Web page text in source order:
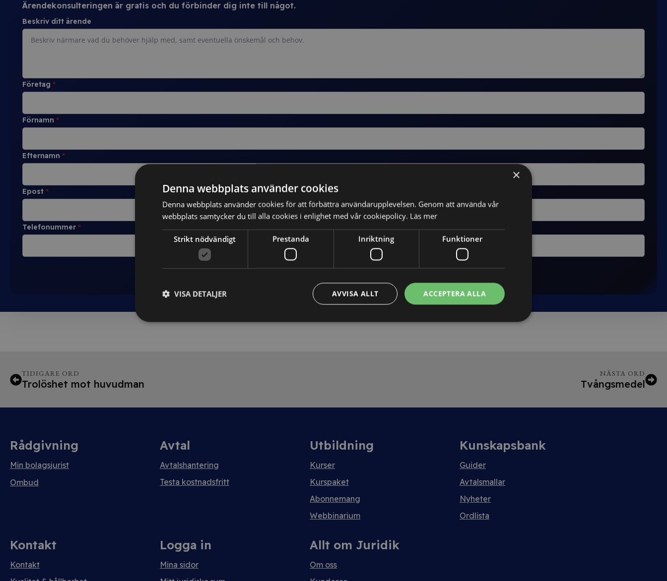
Ärendekonsulteringen är gratis och du förbinder dig inte till något.
Beskriv ditt ärende
Företag *
Förnamn *
Efternamn *
Epost *
Telefonummer *
Skicka
TIDIGARE ORD
Trolöshet mot huvudman
NÄSTA ORD
Tvångsmedel
Rådgivning
Min bolagsjurist
Ombud
Avtal
Avtalshantering
Testa kostnadsfritt
Utbildning
Kurser
Kurspaket
Abonnemang
Webbinarium
Kunskapsbank
Guider
Avtalsmallar
Nyheter
Ordlista
Kontakt
Kontakt
Logga in
Mina sidor
Allt om Juridik
Om oss
×
Denna webbplats använder cookies
Denna webbplats använder cookies för att förbättra användarupplevelsen. Genom att använda vår
webbplats samtycker du till alla cookies i enlighet med vår cookiepolicy. Läs mer
Strikt nödvändigt Prestanda Inriktning Funktioner
ACCEPTERA ALLA
AVVISA ALLT
VISA DETALJER